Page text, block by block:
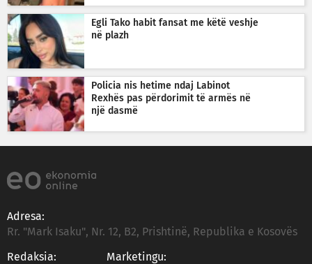
Egli Tako habit fansat me këtë veshje
në plazh
Policia nis hetime ndaj Labinot
Rexhës pas përdorimit të armës në
një dasmë
Adresa:
Rr. "Mark Isaku", Nr. 12, B2, Prishtinë, Republika e Kosovës
Redaksia:
Marketingu: